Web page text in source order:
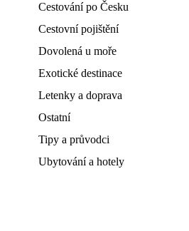
Cestování po Česku
Cestovní pojištění
Dovolená u moře
Exotické destinace
Letenky a doprava
Ostatní
Tipy a průvodci
Ubytování a hotely